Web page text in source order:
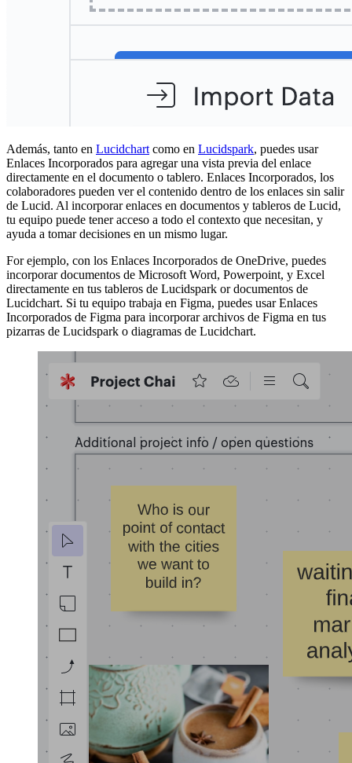
Además, tanto en Lucidchart como en Lucidspark, puedes usar
Enlaces Incorporados para agregar una vista previa del enlace
directamente en el documento o tablero. Enlaces Incorporados, los
colaboradores pueden ver el contenido dentro de los enlaces sin salir
de Lucid. Al incorporar enlaces en documentos y tableros de Lucid,
tu equipo puede tener acceso a todo el contexto que necesitan, y
ayuda a tomar decisiones en un mismo lugar.
For ejemplo, con los Enlaces Incorporados de OneDrive, puedes
incorporar documentos de Microsoft Word, Powerpoint, y Excel
directamente en tus tableros de Lucidspark or documentos de
Lucidchart. Si tu equipo trabaja en Figma, puedes usar Enlaces
Incorporados de Figma para incorporar archivos de Figma en tus
pizarras de Lucidspark o diagramas de Lucidchart.